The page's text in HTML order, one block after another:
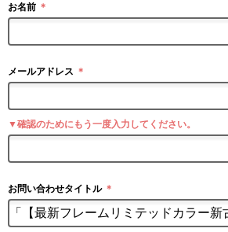
お名前 ＊
メールアドレス ＊
▼確認のためにもう一度入力してください。
お問い合わせタイトル ＊